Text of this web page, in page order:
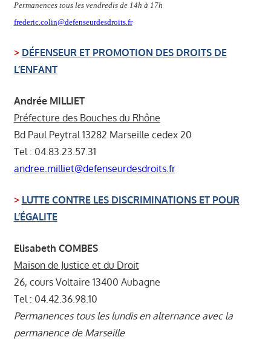
Permanences tous les vendredis de 14h à 17h
frederic.colin@defenseurdesdroits.fr
> DÉFENSEUR ET PROMOTION DES DROITS DE
L’ENFANT
Andrée MILLIET
Préfecture des Bouches du Rhône
Bd Paul Peytral 13282 Marseille cedex 20
Tel : 04.83.23.57.31
andree.milliet@defenseurdesdroits.fr
> LUTTE CONTRE LES DISCRIMINATIONS ET POUR
L’ÉGALITE
Elisabeth COMBES
Maison de Justice et du Droit
26, cours Voltaire 13400 Aubagne
Tel : 04.42.36.98.10
Permanences tous les lundis en alternance avec la
permanence de Marseille